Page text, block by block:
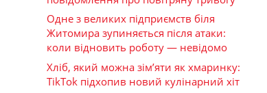
Одне з великих підприємств біля
Житомира зупиняється після атаки:
коли відновить роботу — невідомо
Хліб, який можна зім’яти як хмаринку:
TikTok підхопив новий кулінарний хіт